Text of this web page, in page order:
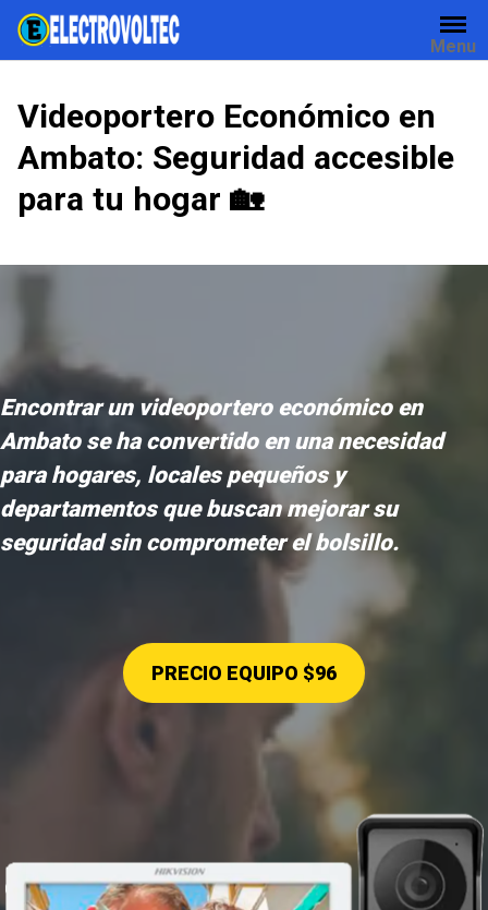
Skip
content
Menu
Videoportero Económico en
Ambato: Seguridad accesible
para tu hogar 🏡
Encontrar un videoportero económico en
Ambato se ha convertido en una necesidad
para hogares, locales pequeños y
departamentos que buscan mejorar su
seguridad sin comprometer el bolsillo.
PRECIO EQUIPO $96